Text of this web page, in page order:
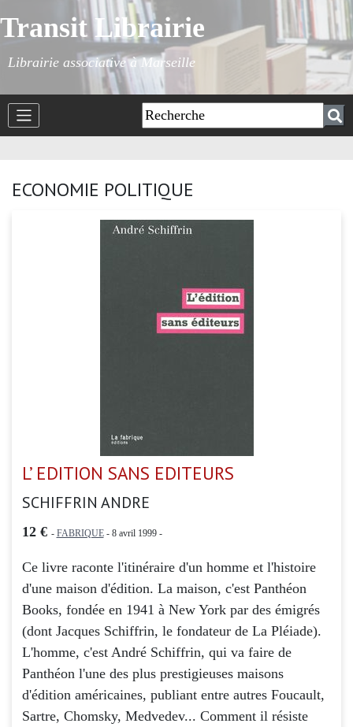
Transit Librairie
Librairie associative à Marseille
ECONOMIE POLITIQUE
L’ EDITION SANS EDITEURS
SCHIFFRIN ANDRE
12 € - FABRIQUE- 8 avril 1999 -
Ce livre raconte l'itinéraire d'un homme et l'histoire
d'une maison d'édition. La maison, c'est Panthéon
Books, fondée en 1941 à New York par des émigrés
(dont Jacques Schiffrin, le fondateur de La Pléiade).
L'homme, c'est André Schiffrin, qui va faire de
Panthéon l'une des plus prestigieuses maisons
d'édition américaines, publiant entre autres Foucault,
Sartre, Chomsky, Medvedev... Comment il résiste